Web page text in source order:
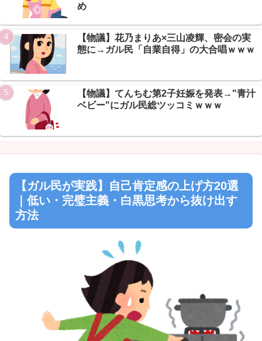
Powered by livedoor 相互RSS
め
【物議】花乃まりあ×三山凌輝、密会の実
態に→ガル民「自業自得」の大合唱ｗｗｗ
【物議】てんちむ第2子妊娠を発表→"青汁
ベビー"にガル民総ツッコミｗｗｗ
【ガル民が実践】自己肯定感の上げ方20選
｜低い・完璧主義・白黒思考から抜け出す
方法